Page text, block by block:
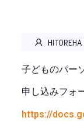
HITOREHA
子どものパー
申し込みフォ
https://